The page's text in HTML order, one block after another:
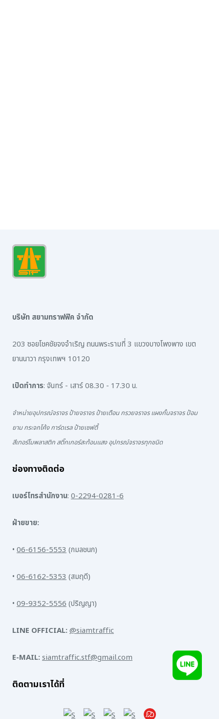
บริษัท สยามทราฟฟิค จำกัด
203 ซอยโชคชัยจงจำเริญ ถนนพระรามที่ 3 แขวงบางโพงพาง เขต
ยานนาวา กรุงเทพฯ 10120
เปิดทำการ: จันทร์ - เสาร์ 08.30 - 17.30 น.
จำหน่ายอุปกรณ์จราจร ป้ายจราจร ป้ายเตือน กรวยจราจร แผงกั้นจราจร ป้อม
ยาม กระจกโค้ง การ์ดเรล ป้ายเซฟตี้
สีเทอร์โมพลาสติก สติ๊กเกอร์สะท้อนแสง อุปกรณ์จราจรทุกชนิด
ช่องทางติดต่อ
เบอร์โทรสำนักงาน: 0-2294-0281-6
ฝ่ายขาย:
• 06-6156-5553(กมลชนก)
• 06-6162-5353(สมฤดี)
• 09-9352-5556(ปริญญา)
LINE OFFICIAL: @siamtraffic
E-MAIL: siamtraffic.stf@gmail.com
ติดตามเราได้ที่